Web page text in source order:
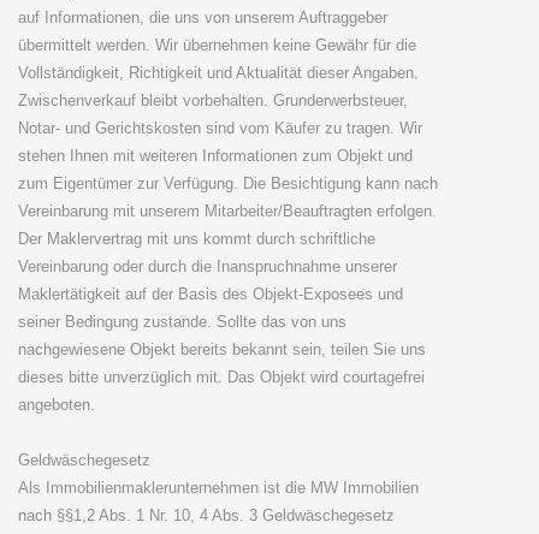
auf Informationen, die uns von unserem Auftraggeber
übermittelt werden. Wir übernehmen keine Gewähr für die
Vollständigkeit, Richtigkeit und Aktualität dieser Angaben.
Zwischenverkauf bleibt vorbehalten. Grunderwerbsteuer,
Notar- und Gerichtskosten sind vom Käufer zu tragen. Wir
stehen Ihnen mit weiteren Informationen zum Objekt und
zum Eigentümer zur Verfügung. Die Besichtigung kann nach
Vereinbarung mit unserem Mitarbeiter/Beauftragten erfolgen.
Der Maklervertrag mit uns kommt durch schriftliche
Vereinbarung oder durch die Inanspruchnahme unserer
Maklertätigkeit auf der Basis des Objekt-Exposees und
seiner Bedingung zustande. Sollte das von uns
nachgewiesene Objekt bereits bekannt sein, teilen Sie uns
dieses bitte unverzüglich mit. Das Objekt wird courtagefrei
angeboten.
Geldwäschegesetz
Als Immobilienmaklerunternehmen ist die MW Immobilien
nach §§1,2 Abs. 1 Nr. 10, 4 Abs. 3 Geldwäschegesetz